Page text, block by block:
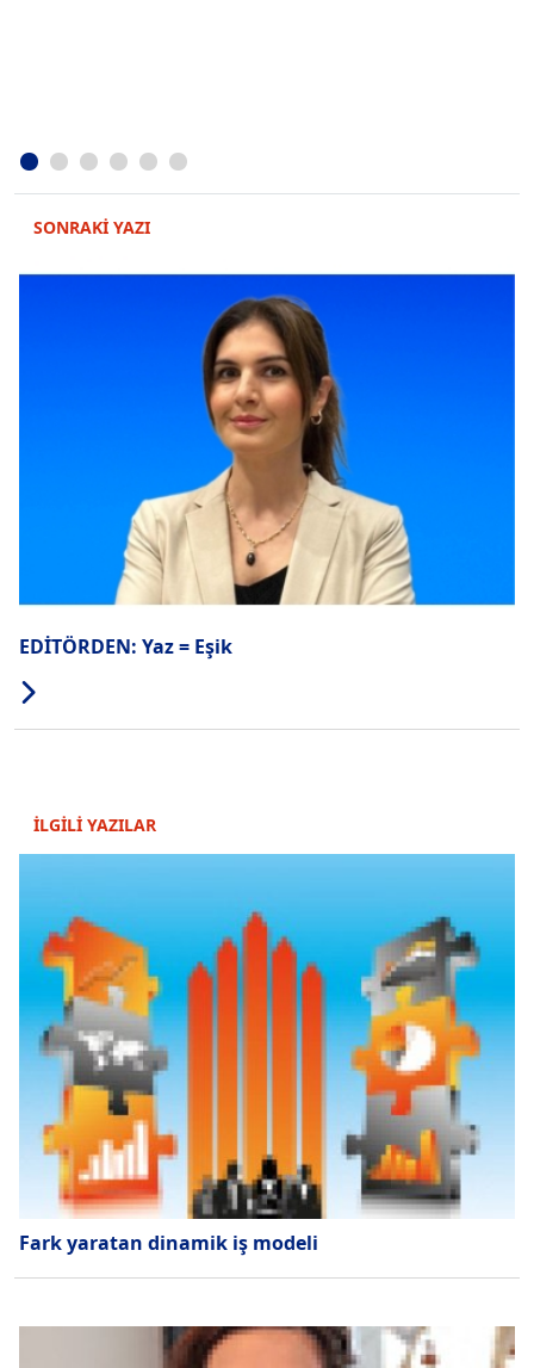
SONRAKİ YAZI
EDİTÖRDEN: Yaz = Eşik
İLGİLİ YAZILAR
Fark yaratan dinamik iş modeli